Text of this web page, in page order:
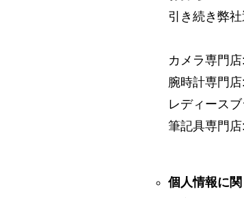
引き続き弊
カメラ専門
腕時計専門
レディース
筆記具専門
個人情報に